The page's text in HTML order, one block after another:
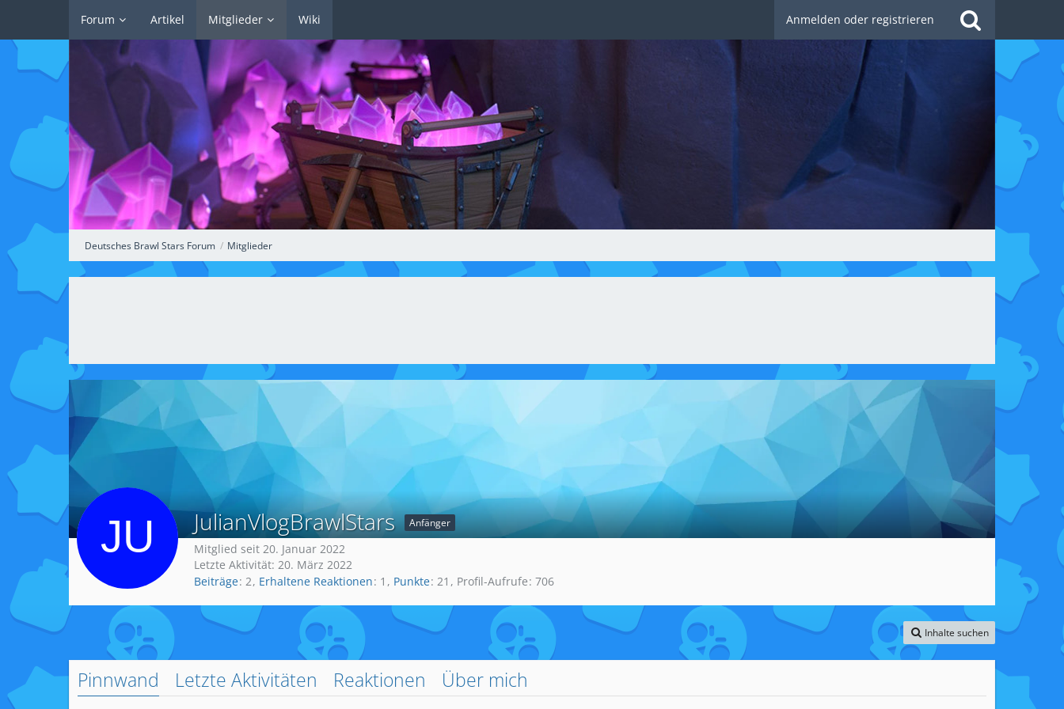
Forum Artikel Mitglieder Wiki Anmelden oder registrieren
Deutsches Brawl Stars Forum Mitglieder
JulianVlogBrawlStars Anfänger
Mitglied seit 20. Januar 2022
Letzte Aktivität: 20. März 2022
Beiträge 2 Erhaltene Reaktionen 1 Punkte 21 Profil-Aufrufe 706
Inhalte suchen
Pinnwand Letzte Aktivitäten Reaktionen Über mich